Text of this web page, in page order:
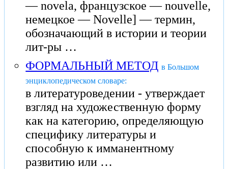
— novela, французское — nouvelle,
немецкое — Novelle] — термин,
обозначающий в истории и теории
лит-ры …
ФОРМАЛЬНЫЙ МЕТОД в Большом
энциклопедическом словаре:
в литературоведении - утверждает
взгляд на художественную форму
как на категорию, определяющую
специфику литературы и
способную к имманентному
развитию или …